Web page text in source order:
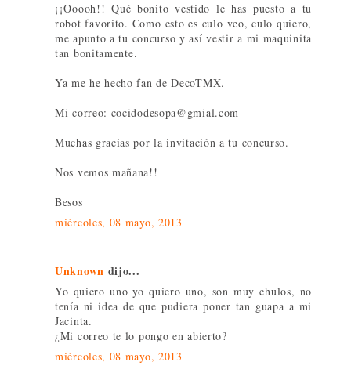
¡¡Ooooh!! Qué bonito vestido le has puesto a tu
robot favorito. Como esto es culo veo, culo quiero,
me apunto a tu concurso y así vestir a mi maquinita
tan bonitamente.
Ya me he hecho fan de DecoTMX.
Mi correo: cocidodesopa@gmial.com
Muchas gracias por la invitación a tu concurso.
Nos vemos mañana!!
Besos
miércoles, 08 mayo, 2013
Unknown dijo...
Yo quiero uno yo quiero uno, son muy chulos, no
tenía ni idea de que pudiera poner tan guapa a mi
Jacinta.
¿Mi correo te lo pongo en abierto?
miércoles, 08 mayo, 2013